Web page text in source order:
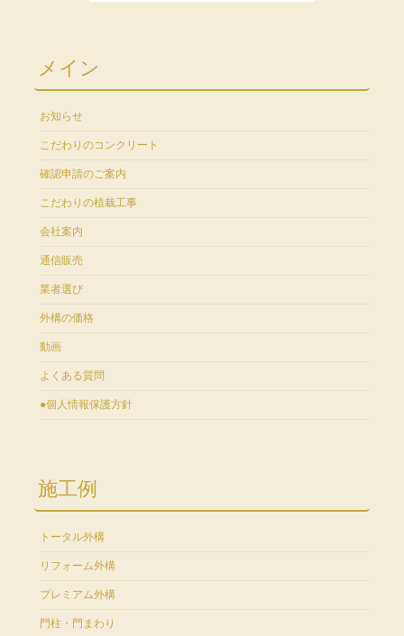
メイン
お知らせ
こだわりのコンクリート
確認申請のご案内
こだわりの植栽工事
会社案内
通信販売
業者選び
外構の価格
動画
よくある質問
●個人情報保護方針
施工例
トータル外構
リフォーム外構
プレミアム外構
門柱・門まわり